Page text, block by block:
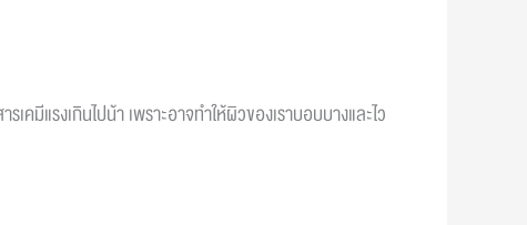
มีแรงเกินไปน้า เพราะอาจทำให้ผิวของเราบอบบางและไว